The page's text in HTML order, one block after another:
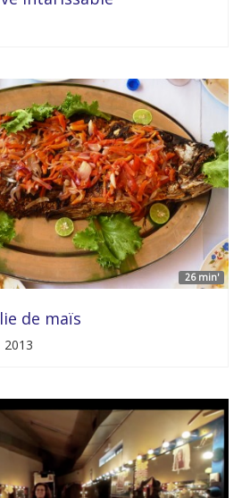
26 min'
de maïs